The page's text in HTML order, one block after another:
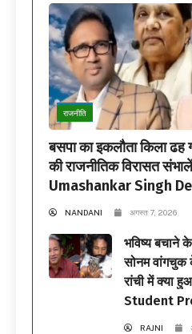
राजनीति
बसपा का इकलौता किला
की राजनीतिक विरासत
Umashankar Singh
NANDANI अगस्त 7, 2026
भविष्य बचाने
सोनम
रांची में क्या
Student
RAJNI